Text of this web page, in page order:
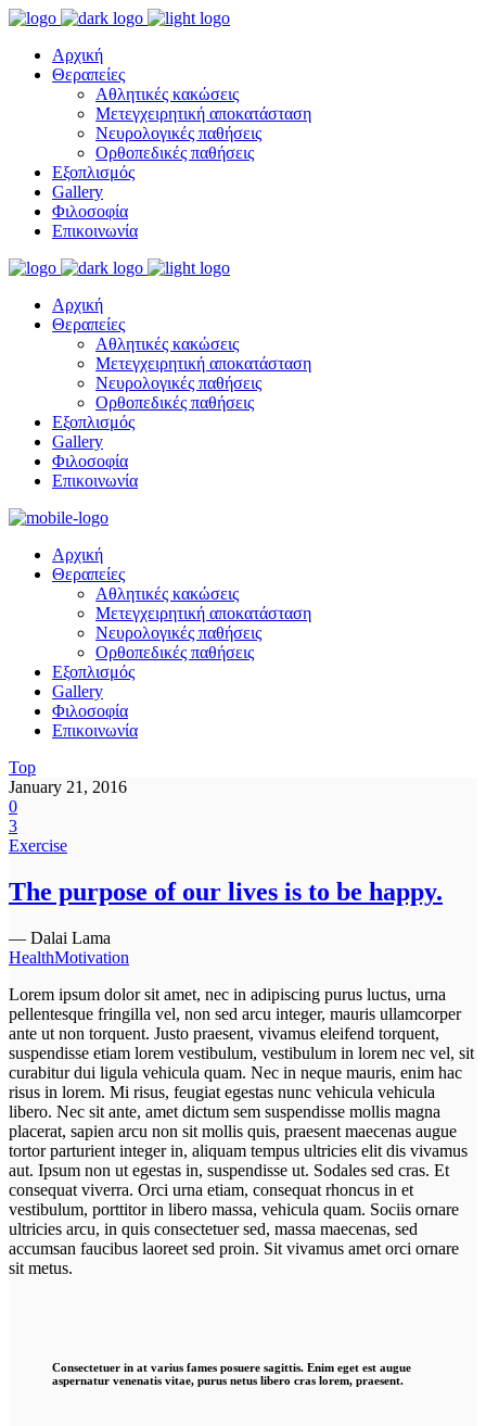
Αρχική
Θεραπείες
Αθλητικές κακώσεις
Μετεγχειρητική αποκατάσταση
Νευρολογικές παθήσεις
Ορθοπεδικές παθήσεις
Εξοπλισμός
Gallery
Φιλοσοφία
Επικοινωνία
Αρχική
Θεραπείες
Αθλητικές κακώσεις
Μετεγχειρητική αποκατάσταση
Νευρολογικές παθήσεις
Ορθοπεδικές παθήσεις
Εξοπλισμός
Gallery
Φιλοσοφία
Επικοινωνία
Αρχική
Θεραπείες
Αθλητικές κακώσεις
Μετεγχειρητική αποκατάσταση
Νευρολογικές παθήσεις
Ορθοπεδικές παθήσεις
Εξοπλισμός
Gallery
Φιλοσοφία
Επικοινωνία
Top
January 21, 2016
0
3
Exercise
The purpose of our lives is to be happy.
— Dalai Lama
HealthMotivation
Lorem ipsum dolor sit amet, nec in adipiscing purus luctus, urna
pellentesque fringilla vel, non sed arcu integer, mauris ullamcorper
ante ut non torquent. Justo praesent, vivamus eleifend torquent,
suspendisse etiam lorem vestibulum, vestibulum in lorem nec vel, sit
curabitur dui ligula vehicula quam. Nec in neque mauris, enim hac
risus in lorem. Mi risus, feugiat egestas nunc vehicula vehicula
libero. Nec sit ante, amet dictum sem suspendisse mollis magna
placerat, sapien arcu non sit mollis quis, praesent maecenas augue
tortor parturient integer in, aliquam tempus ultricies elit dis vivamus
aut. Ipsum non ut egestas in, suspendisse ut. Sodales sed cras. Et
consequat viverra. Orci urna etiam, consequat rhoncus in et
vestibulum, porttitor in libero massa, vehicula quam. Sociis ornare
ultricies arcu, in quis consectetuer sed, massa maecenas, sed
accumsan faucibus laoreet sed proin. Sit vivamus amet orci ornare
sit metus.
Consectetuer in at varius fames posuere sagittis. Enim eget est augue
aspernatur venenatis vitae, purus netus libero cras lorem, praesent.